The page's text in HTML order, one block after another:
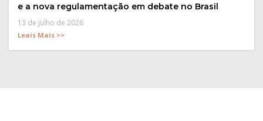
e a nova regulamentação em debate no Brasil
13 de julho de 2026
Leais Mais >>